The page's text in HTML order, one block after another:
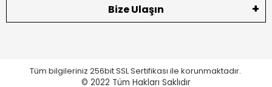
Bize Ulaşın
Tüm bilgileriniz 256bit SSL Sertifikası ile korunmaktadır.
© 2022 Tüm Hakları Saklıdır